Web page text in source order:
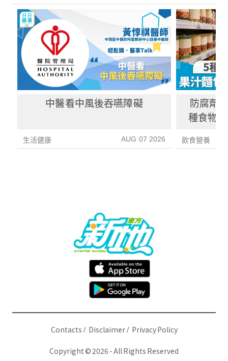
中醫看中風後吞嚥障礙
生活健康 AUG 07 2026
防腐劑
種食物
飲食營養